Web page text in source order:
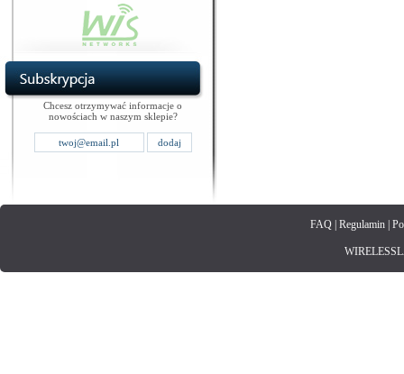
Chcesz otrzymywać informacje o
nowościach w naszym sklepie?
FAQ| Regulamin|